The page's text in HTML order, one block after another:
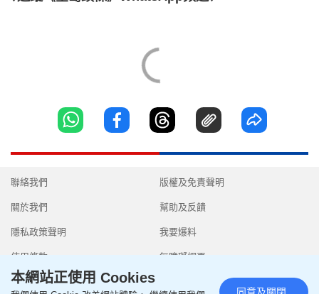
聯絡我們
關於我們
隱私政策聲明
使用條款
版權及免責聲明
幫助及反饋
我要爆料
無障礙網頁
本網站正使用 Cookies
同意及關閉